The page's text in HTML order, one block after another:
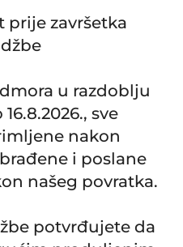
prije završetka
u razdoblju
sve
nakon
i poslane
našeg povratka.
potvrđujete da